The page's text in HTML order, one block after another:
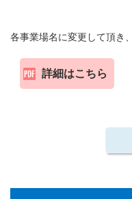
各事業場名に変更して頂き
詳細はこちら